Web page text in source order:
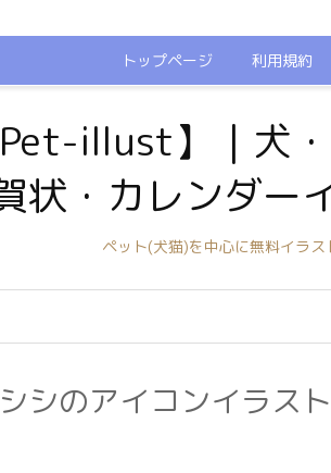
トップページ 利用規約
illust】｜犬
状・カレンダー
ペット(犬猫)を中心に無料イラス
シのアイコンイラス